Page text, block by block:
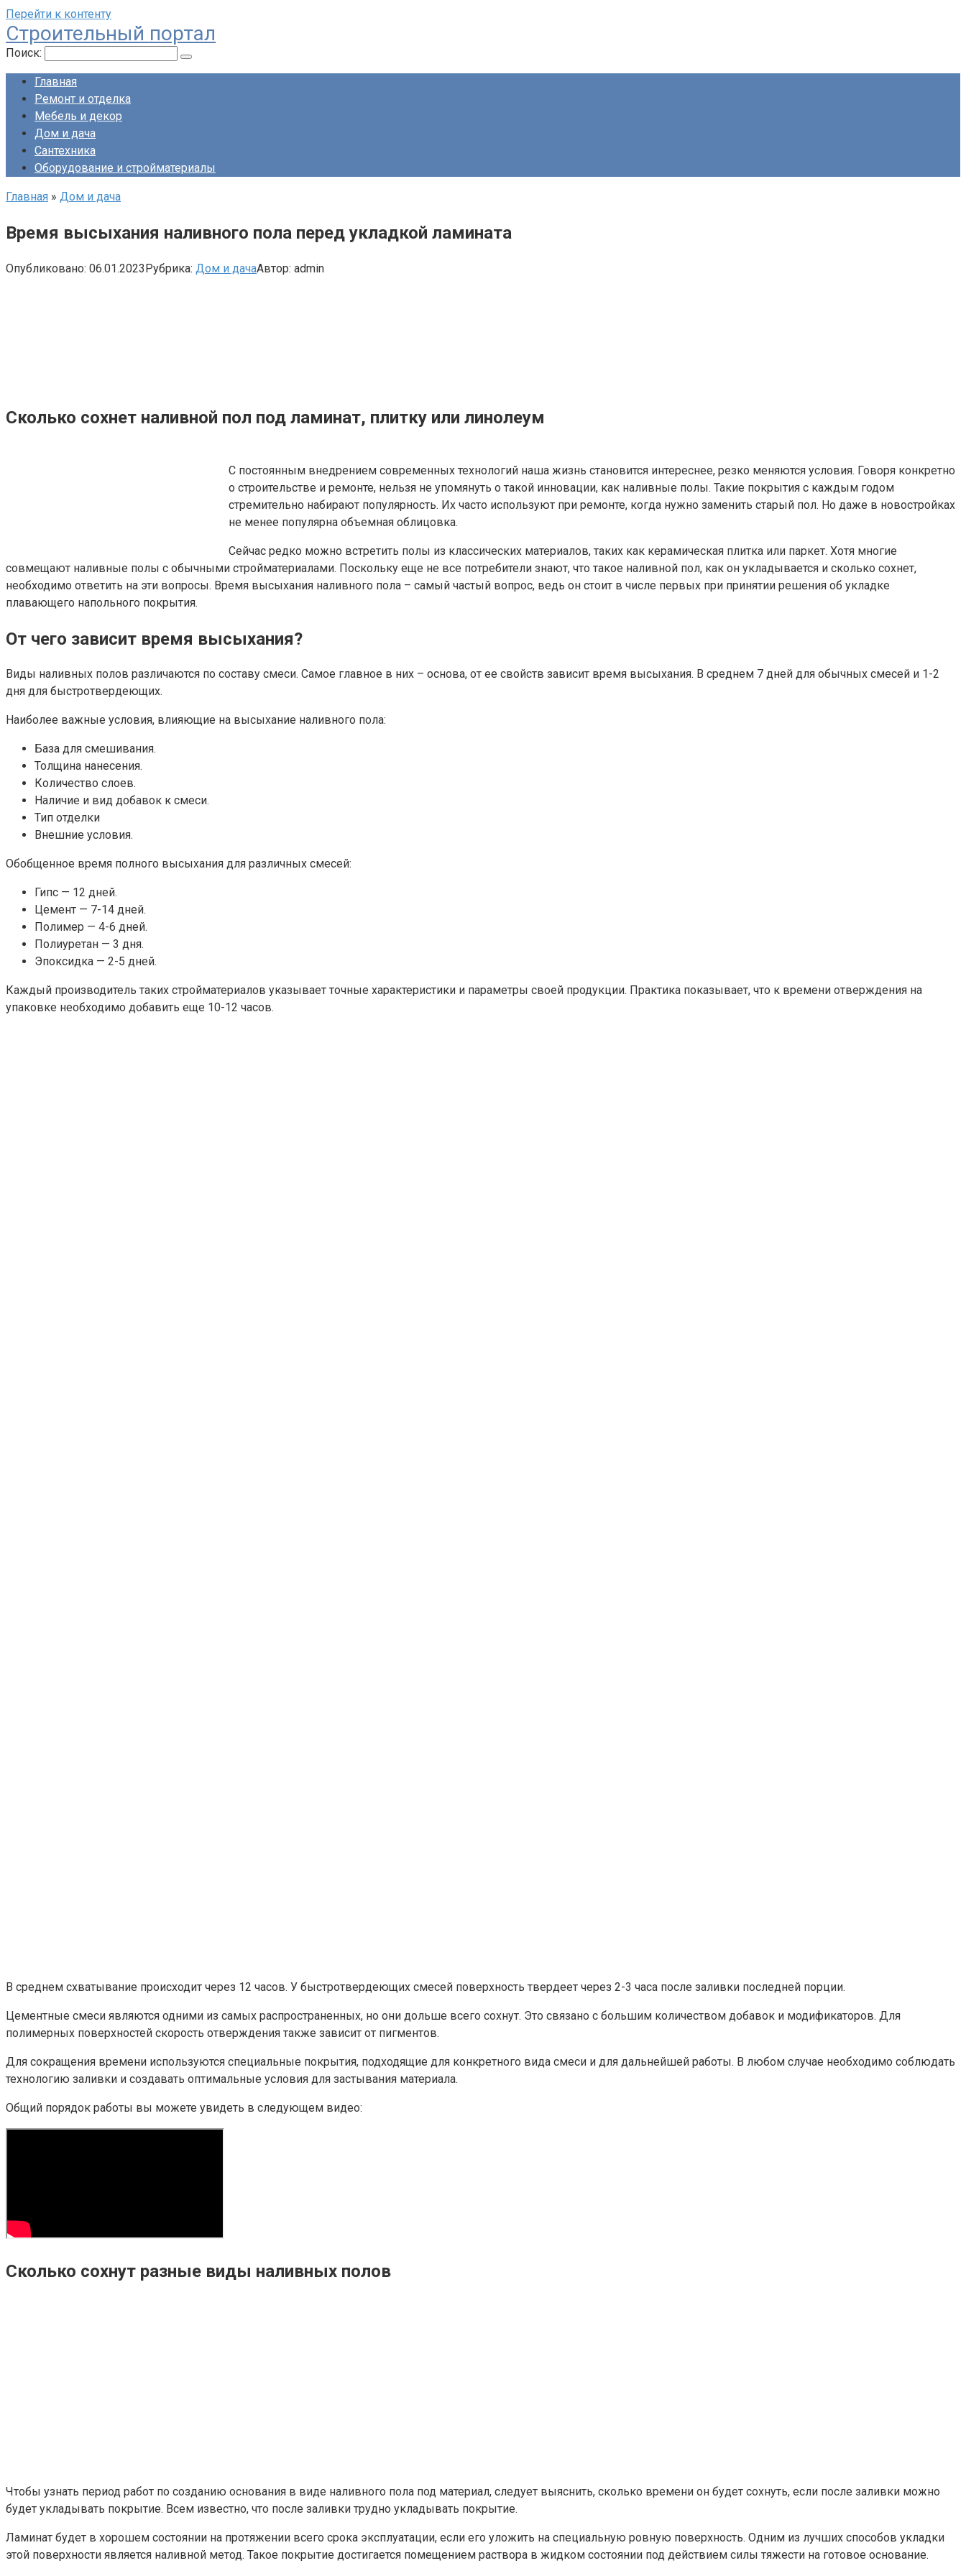
Перейти к контенту
Строительный портал
Поиск:
Главная
Ремонт и отделка
Мебель и декор
Дом и дача
Сантехника
Оборудование и стройматериалы
Главная » Дом и дача
Время высыхания наливного пола перед укладкой ламината
Опубликовано: 06.01.2023Рубрика: Дом и дачаАвтор: admin
Сколько сохнет наливной пол под ламинат, плитку или линолеум
С постоянным внедрением современных технологий наша жизнь становится интереснее, резко меняются условия. Говоря конкретно
о строительстве и ремонте, нельзя не упомянуть о такой инновации, как наливные полы. Такие покрытия с каждым годом
стремительно набирают популярность. Их часто используют при ремонте, когда нужно заменить старый пол. Но даже в новостройках
не менее популярна объемная облицовка.
Сейчас редко можно встретить полы из классических материалов, таких как керамическая плитка или паркет. Хотя многие
совмещают наливные полы с обычными стройматериалами. Поскольку еще не все потребители знают, что такое наливной пол, как он укладывается и сколько сохнет,
необходимо ответить на эти вопросы. Время высыхания наливного пола – самый частый вопрос, ведь он стоит в числе первых при принятии решения об укладке
плавающего напольного покрытия.
От чего зависит время высыхания?
Виды наливных полов различаются по составу смеси. Самое главное в них – основа, от ее свойств зависит время высыхания. В среднем 7 дней для обычных смесей и 1-2
дня для быстротвердеющих.
Наиболее важные условия, влияющие на высыхание наливного пола:
База для смешивания.
Толщина нанесения.
Количество слоев.
Наличие и вид добавок к смеси.
Тип отделки
Внешние условия.
Обобщенное время полного высыхания для различных смесей:
Гипс — 12 дней.
Цемент — 7-14 дней.
Полимер — 4-6 дней.
Полиуретан — 3 дня.
Эпоксидка — 2-5 дней.
Каждый производитель таких стройматериалов указывает точные характеристики и параметры своей продукции. Практика показывает, что к времени отверждения на
упаковке необходимо добавить еще 10-12 часов.
В среднем схватывание происходит через 12 часов. У быстротвердеющих смесей поверхность твердеет через 2-3 часа после заливки последней порции.
Цементные смеси являются одними из самых распространенных, но они дольше всего сохнут. Это связано с большим количеством добавок и модификаторов. Для
полимерных поверхностей скорость отверждения также зависит от пигментов.
Для сокращения времени используются специальные покрытия, подходящие для конкретного вида смеси и для дальнейшей работы. В любом случае необходимо соблюдать
технологию заливки и создавать оптимальные условия для застывания материала.
Общий порядок работы вы можете увидеть в следующем видео:
Сколько сохнут разные виды наливных полов
Чтобы узнать период работ по созданию основания в виде наливного пола под материал, следует выяснить, сколько времени он будет сохнуть, если после заливки можно
будет укладывать покрытие. Всем известно, что после заливки трудно укладывать покрытие.
Ламинат будет в хорошем состоянии на протяжении всего срока эксплуатации, если его уложить на специальную ровную поверхность. Одним из лучших способов укладки
этой поверхности является наливной метод. Такое покрытие достигается помещением раствора в жидком состоянии под действием силы тяжести на готовое основание.